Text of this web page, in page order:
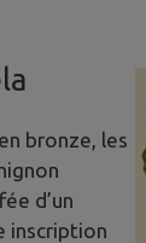
bronze, les
d’un
inscription